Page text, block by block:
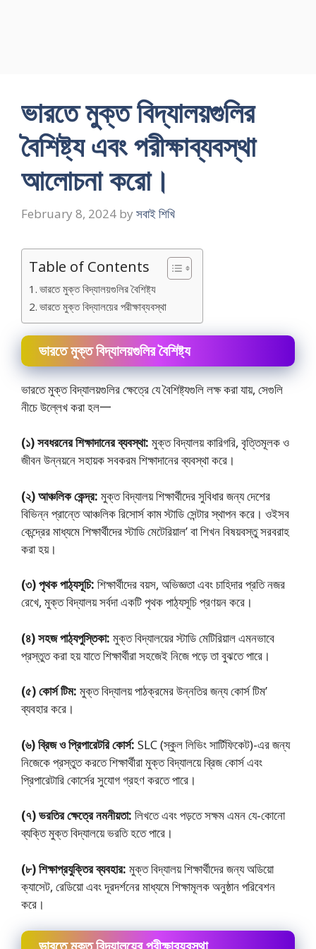
ভারতে মুক্ত বিদ্যালয়গুলির
বৈশিষ্ট্য এবং পরীক্ষাব্যবস্থা
আলােচনা করাে।
February 8, 2024 by সবাই শিখি
Table of Contents
ভারতে মুক্ত বিদ্যালয়গুলির বৈশিষ্ট্য
ভারতে মুক্ত বিদ্যালয়ের পরীক্ষাব্যবস্থা
ভারতে মুক্ত বিদ্যালয়গুলির বৈশিষ্ট্য
ভারতে মুক্ত বিদ্যালয়গুলির ক্ষেত্রে যে বৈশিষ্ট্যগুলি লক্ষ করা যায়, সেগুলি
নীচে উল্লেখ করা হল一
(১) সবধরনের শিক্ষাদানের ব্যবস্থা: মুক্ত বিদ্যালয় কারিগরি, বৃত্তিমূলক ও
জীবন উন্নয়নে সহায়ক সবকরম শিক্ষাদানের ব্যবস্থা করে।
(২) আঞ্চলিক কেন্দ্র: মুক্ত বিদ্যালয় শিক্ষার্থীদের সুবিধার জন্য দেশের
বিভিন্ন প্রান্তে আঞ্চলিক রিসাের্স কাম স্টাডি সেন্টার স্থাপন করে। ওইসব
কেন্দ্রের মাধ্যমে শিক্ষার্থীদের স্টাডি মেটেরিয়াল’ বা শিখন বিষয়বস্তু সরবরাহ
করা হয়।
(৩) পৃথক পাঠ্যসূচি: শিক্ষার্থীদের বয়স, অভিজ্ঞতা এবং চাহিদার প্রতি নজর
রেখে, মুক্ত বিদ্যালয় সর্বদা একটি পৃথক পাঠ্যসূচি প্রণয়ন করে।
(৪) সহজ পাঠ্যপুস্তিকা: মুক্ত বিদ্যালয়ের স্টাডি মেটিরিয়াল এমনভাবে
প্রস্তুত করা হয় যাতে শিক্ষার্থীরা সহজেই নিজে পড়ে তা বুঝতে পারে।
(৫) কোর্স টিম: মুক্ত বিদ্যালয় পাঠক্রমের উন্নতির জন্য কোর্স টিম’
ব্যবহার করে।
(৬) ব্রিজ ও প্রিপারেটরি কোর্স: SLC (স্কুল লিভিং সার্টিফিকেট)-এর জন্য
নিজেকে প্রস্তুত করতে শিক্ষার্থীরা মুক্ত বিদ্যালয়ে ব্রিজ কোর্স এবং
প্রিপারেটারি কোর্সের সুযােগ গ্রহণ করতে পারে।
(৭) ভরতির ক্ষেত্রে নমনীয়তা: লিখতে এবং পড়তে সক্ষম এমন যে-কোনাে
ব্যক্তি মুক্ত বিদ্যালয়ে ভরতি হতে পারে।
(৮) শিক্ষাপ্রযুক্তির ব্যবহার: মুক্ত বিদ্যালয় শিক্ষার্থীদের জন্য অডিয়াে
ক্যাসেট, রেডিয়াে এবং দূরদর্শনের মাধ্যমে শিক্ষামূলক অনুষ্ঠান পরিবেশন
করে।